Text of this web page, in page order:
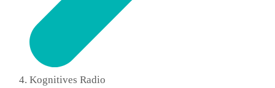
Kognitives Radio